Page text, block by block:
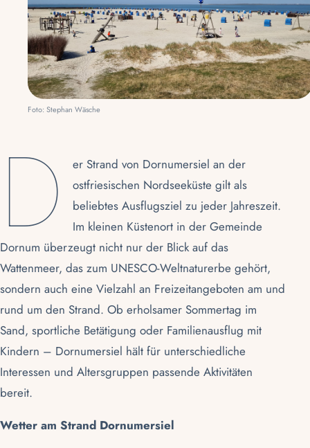
Foto: Stephan Wäsche
D
er Strand von Dornumersiel an der
ostfriesischen Nordseeküste gilt als
beliebtes Ausflugsziel zu jeder Jahreszeit.
Im kleinen Küstenort in der Gemeinde
Dornum überzeugt nicht nur der Blick auf das
Wattenmeer, das zum UNESCO-Weltnaturerbe gehört,
sondern auch eine Vielzahl an Freizeitangeboten am und
rund um den Strand. Ob erholsamer Sommertag im
Sand, sportliche Betätigung oder Familienausflug mit
Kindern – Dornumersiel hält für unterschiedliche
Interessen und Altersgruppen passende Aktivitäten
bereit.
Wetter am Strand Dornumersiel